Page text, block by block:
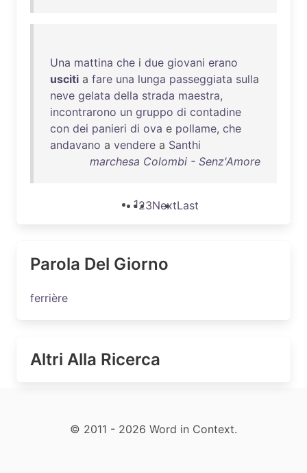
Una mattina che i due giovani erano
usciti a fare una lunga passeggiata sulla
neve gelata della strada maestra,
incontrarono un gruppo di contadine
con dei panieri di ova e pollame, che
andavano a vendere a Santhi
marchesa Colombi - Senz'Amore
123NextLast
Parola Del Giorno
ferrière
Altri Alla Ricerca
© 2011 - 2026 Word in Context.